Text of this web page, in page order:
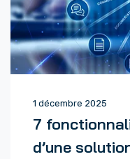
1 décembre 2025
7
d’une